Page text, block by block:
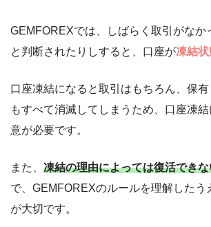
GEMFOREXでは、しばらく取引がなか
と判断されたりしすると、口座が凍結状
口座凍結になると取引はもちろん、保
もすべて消滅してしまうため、口座凍
意が必要です。
また、 凍結の理由によっては復活でき
で、GEMFOREXのルールを理解したう
が大切です。